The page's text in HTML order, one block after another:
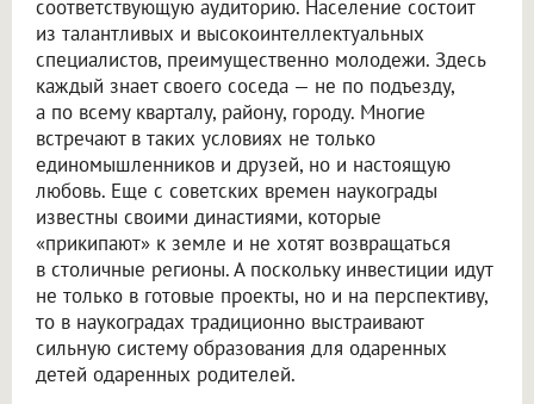
соответствующую аудиторию. Население состоит
из талантливых и высокоинтеллектуальных
специалистов, преимущественно молодежи. Здесь
каждый знает своего соседа — не по подъезду,
а по всему кварталу, району, городу. Многие
встречают в таких условиях не только
единомышленников и друзей, но и настоящую
любовь. Еще с советских времен наукограды
известны своими династиями, которые
«прикипают» к земле и не хотят возвращаться
в столичные регионы. А поскольку инвестиции идут
не только в готовые проекты, но и на перспективу,
то в наукоградах традиционно выстраивают
сильную систему образования для одаренных
детей одаренных родителей.